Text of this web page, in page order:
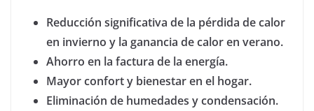
Reducción significativa de la pérdida de calor
en invierno y la ganancia de calor en verano.
Ahorro en la factura de la energía.
Mayor confort y bienestar en el hogar.
Eliminación de humedades y condensación.